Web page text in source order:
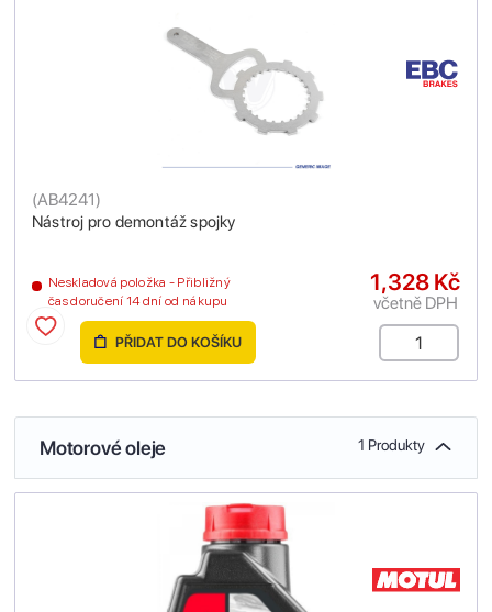
Nástroj pro demontáž spojky
(AB4241)
Neskladová položka - Přibližný
čas doručení 14 dní od nákupu
1,328 Kč
včetně DPH
PŘIDAT DO KOŠÍKU
Motorové oleje 1 Produkty